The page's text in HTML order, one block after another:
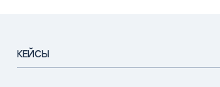
КЕЙСЫ